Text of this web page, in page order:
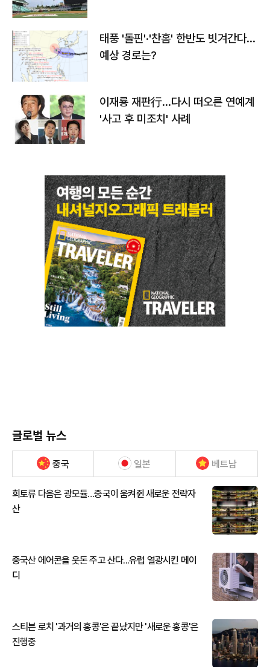
태풍 '돌핀'·'찬홈' 한반도 빗겨간다…
예상 경로는?
이재룡 재판行…다시 떠오른 연예계
'사고 후 미조치' 사례
글로벌 뉴스
중국 일본 베트남
희토류 다음은 광모듈…중국이 움켜쥔 새로운 전략자
산
중국산 에어콘을 웃돈 주고 산다...유럽 열광시킨 메이
디
스티븐 로치 '과거의 홍콩'은 끝났지만 '새로운 홍콩'은
진행중